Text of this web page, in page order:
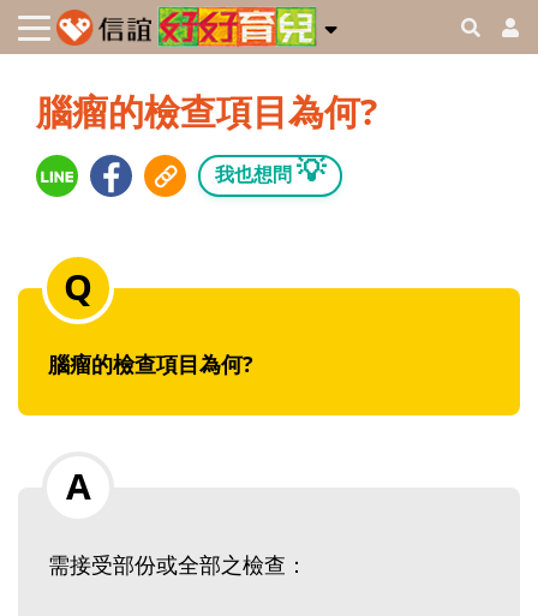
腦瘤的檢查項目為何?
我也想問 💡
腦瘤的檢查項目為何?
需接受部份或全部之檢查：